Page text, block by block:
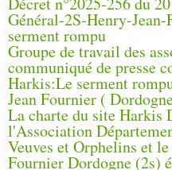
Général-2S-Henry-
serment rompu
Groupe de travail des
communiqué de presse
Harkis:Le serment
Jean Fournier (
La charte du site Harkis
l'Association
Veuves et Orphelins et
Fournier Dordogne (2s)